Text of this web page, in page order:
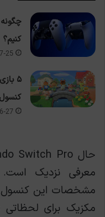
چگونه
کنیم؟
25
۵
کنسول
27
معرفی نزدیک
مشخصات این کنسول